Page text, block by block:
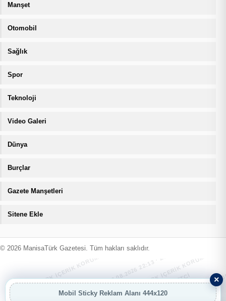
Manşet
Otomobil
Sağlık
Spor
Teknoloji
Video Galeri
Dünya
Burçlar
Gazete Manşetleri
Sitene Ekle
© 2026 ManisaTürk Gazetesi. Tüm hakları saklıdır.
×
Mobil Sticky Reklam Alanı 444x120
MANİSATÜRK İÇERİK KORUMA · 10.08.2026 22:13 · ZIYARETÇI
MANİSATÜRK İÇERİK KORUMA
MANİSATÜRK İÇERİK KORUMA · 10.08.2026 22:13 · ZIYARETÇI
MANİSATÜRK İÇERİK KORUMA